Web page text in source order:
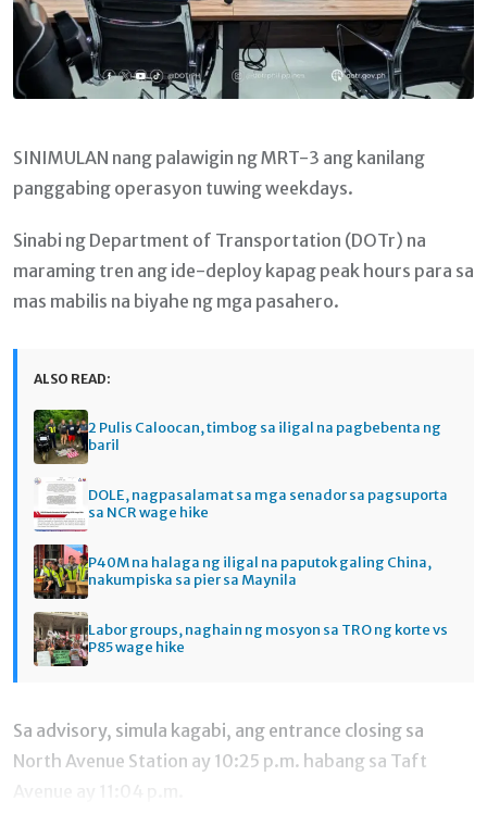
SINIMULAN nang palawigin ng MRT-3 ang kanilang
panggabing operasyon tuwing weekdays.
Sinabi ng Department of Transportation (DOTr) na
maraming tren ang ide-deploy kapag peak hours para sa
mas mabilis na biyahe ng mga pasahero.
ALSO READ:
2 Pulis Caloocan, timbog sa iligal na pagbebenta ng
baril
DOLE, nagpasalamat sa mga senador sa pagsuporta
sa NCR wage hike
P40M na halaga ng iligal na paputok galing China,
nakumpiska sa pier sa Maynila
Labor groups, naghain ng mosyon sa TRO ng korte vs
P85 wage hike
Sa advisory, simula kagabi, ang entrance closing sa
North Avenue Station ay 10:25 p.m. habang sa Taft
Avenue ay 11:04 p.m.